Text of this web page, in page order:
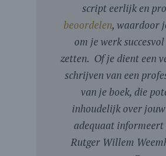
script eerlijk en
beoordelen, waardoor
om je werk
zetten. Of je dient een
schrijven van een
van je boek, die
inhoudelijk over
adequaat
Rutger Willem